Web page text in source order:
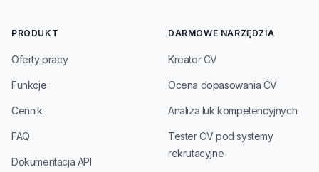
PRODUKT
Oferty pracy
Funkcje
Cennik
FAQ
Dokumentacja API
DARMOWE NARZĘDZIA
Kreator CV
Ocena dopasowania CV
Analiza luk kompetencyjnych
Tester CV pod systemy
rekrutacyjne